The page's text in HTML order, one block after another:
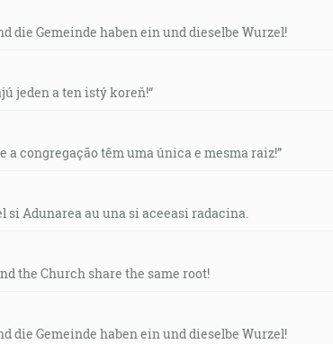
die Gemeinde haben ein und dieselbe Wurzel!
jeden a ten istý koreň!“
e a congregação têm uma única e mesma raiz!”
si Adunarea au una si aceeasi radacina.
the Church share the same root!
die Gemeinde haben ein und dieselbe Wurzel!